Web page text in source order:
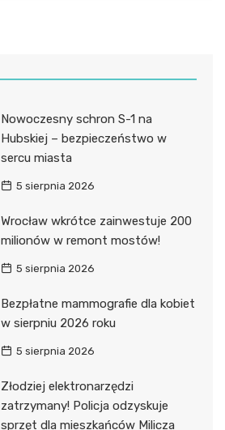
Nowoczesny schron S-1 na
Hubskiej – bezpieczeństwo w
sercu miasta
5 sierpnia 2026
Wrocław wkrótce zainwestuje 200
milionów w remont mostów!
5 sierpnia 2026
Bezpłatne mammografie dla kobiet
w sierpniu 2026 roku
5 sierpnia 2026
Złodziej elektronarzędzi
zatrzymany! Policja odzyskuje
sprzęt dla mieszkańców Milicza